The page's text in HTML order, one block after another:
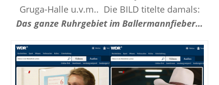
Gruga-Halle u.v.m.. Die BILD titelte damals:
Das ganze Ruhrgebiet im Ballermannfieber…